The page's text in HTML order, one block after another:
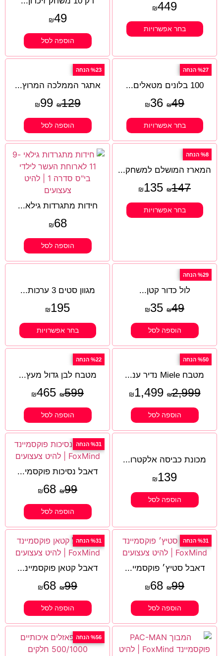
₪449
בחר אפשרויות
₪49
הוספה לסל
%27 הנחה
100 בלונים מטאלים...
₪49
₪36
בחר אפשרויות
%23 הנחה
אתגר הממלכה המרוץ...
₪129
₪99
הוספה לסל
%8 הנחה
המארז המושלם למשחק...
₪147
₪135
בחר אפשרויות חידות מתגרדות גילא...
₪68
הוספה לסל
%29 הנחה
לול כדור קטן...
₪49
₪35
הוספה לסל
מגוון סטים 3 ערכות...
₪195
בחר אפשרויות
%50 הנחה
מטבח Miele נדיר ענ...
₪2,999
₪1,499
הוספה לסל
%22 הנחה
מטבח לבן גדול מעץ...
₪599
₪465
הוספה לסל
מכונת כביסה אלקטרו...
₪139
הוספה לסל
%31 הנחה
דאבל נסיכות פוקסמי...
₪99
₪68
הוספה לסל
%31 הנחה
דאבל סטיץ׳ פוקסמיי...
₪99
₪68
הוספה לסל
%31 הנחה
דאבל קטאן פוקסמיינ...
₪99
₪68
הוספה לסל
%56 הנחה